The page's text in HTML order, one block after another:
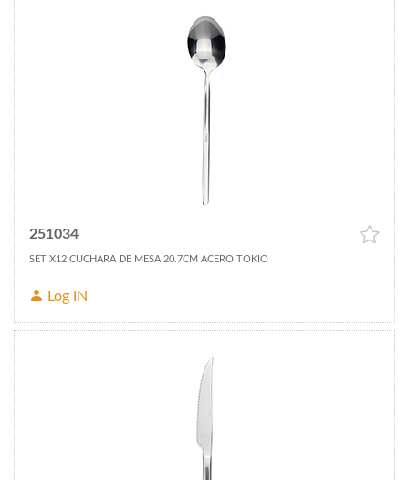
251034
SET X12 CUCHARA DE MESA 20.7CM ACERO TOKIO
Log IN